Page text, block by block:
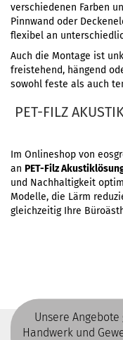
verschiedenen Farben
Pinnwand oder
flexibel an
Auch die Montage ist
freistehend, hängend
sowohl feste als auch
PET-FILZ
Im Onlineshop von
an PET-Filz
und Nachhaltigkeit
Modelle, die Lärm
gleichzeitig Ihre
Unsere
Handwerk und